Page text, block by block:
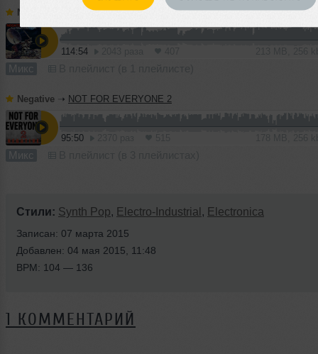
Negative NEGATIVE COSMOS
114:54
Микс
Negative ➝ NOT FOR EVERYONE 2
95:50
Микс
Стили: Synth Pop, Electro-Industrial , Electronica
Записан: 07 марта 2015
Добавлен: 04 мая 2015, 11:48
BPM: 104 — 136
1 КОММЕНТАРИЙ